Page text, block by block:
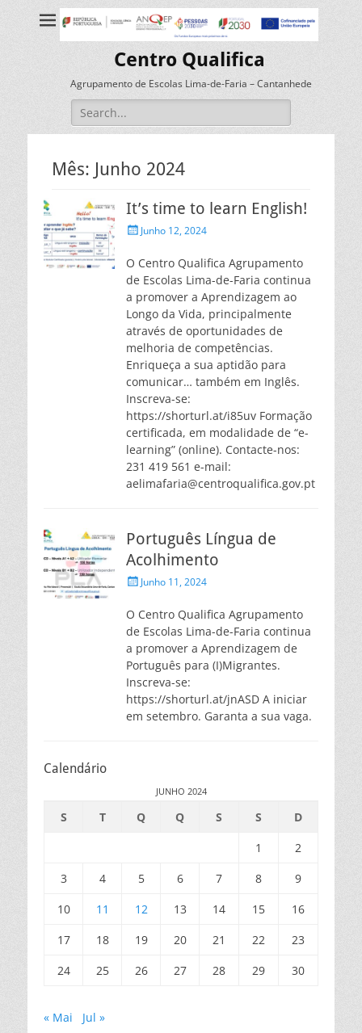
Centro Qualifica
Agrupamento de Escolas Lima-de-Faria – Cantanhede
Search
for:
Mês: Junho 2024
It’s time to learn English!
PostedJunho 12, 2024
O Centro Qualifica Agrupamento
de Escolas Lima-de-Faria continua
a promover a Aprendizagem ao
Longo da Vida, principalmente
através de oportunidades de
melhoria de competências.
Enriqueça a sua aptidão para
comunicar… também em Inglês.
Inscreva-se:
https://shorturl.at/i85uv Formação
certificada, em modalidade de “e-
learning” (online). Contacte-nos:
231 419 561 e-mail:
aelimafaria@centroqualifica.gov.pt
Português Língua de
Acolhimento
PostedJunho 11, 2024
O Centro Qualifica Agrupamento
de Escolas Lima-de-Faria continua
a promover a Aprendizagem de
Português para (I)Migrantes.
Inscreva-se:
https://shorturl.at/jnASD A iniciar
em setembro. Garanta a sua vaga.
Calendário
JUNHO 2024
S T Q Q S S
D
1
2
3
4 5 6 7 8
9
10
11 12 13 14 15
16
17
18 19 20 21 22
23
24
25 26 27 28 29 30
« Mai Jul »